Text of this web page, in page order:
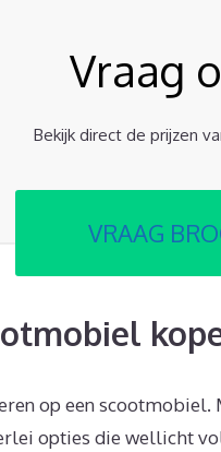
Vraag
Bekijk direct de prijzen
VRAAG
op een
opties die wellicht